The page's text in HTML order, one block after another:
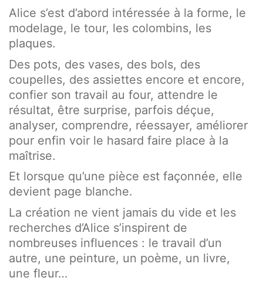
Alice s’est d’abord intéressée à la forme, le
modelage, le tour, les colombins, les
plaques.
Des pots, des vases, des bols, des
coupelles, des assiettes encore et encore,
confier son travail au four, attendre le
résultat, être surprise, parfois déçue,
analyser, comprendre, réessayer, améliorer
pour enfin voir le hasard faire place à la
maîtrise.
Et lorsque qu’une pièce est façonnée, elle
devient page blanche.
La création ne vient jamais du vide et les
recherches d’Alice s’inspirent de
nombreuses influences : le travail d’un
autre, une peinture, un poème, un livre,
une fleur…